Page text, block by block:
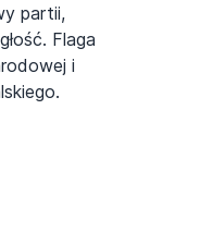
partii,
Flaga
i